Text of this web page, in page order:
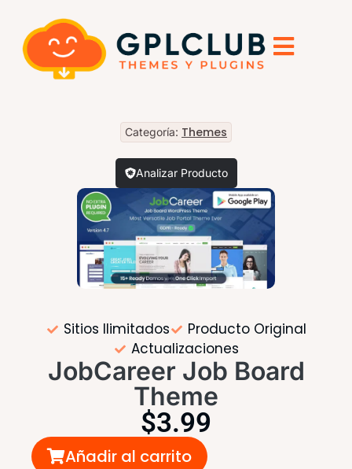
Categoría: Themes
Analizar Producto
Sitios Ilimitados
Producto Original
Actualizaciones
JobCareer Job Board
Theme
$3.99
Añadir al carrito